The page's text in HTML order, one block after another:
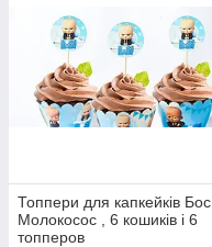
Топпери для капкейків Бос
Молокосос , 6 кошиків і 6
топперов